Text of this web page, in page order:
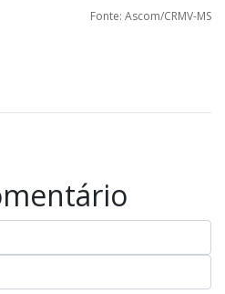
Fonte: Ascom/CRMV-MS